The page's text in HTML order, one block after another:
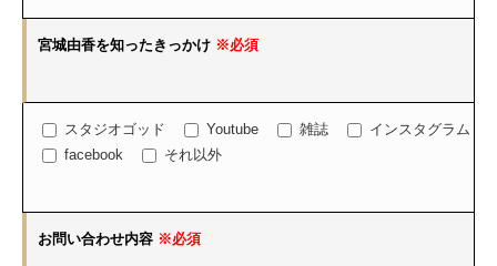
宮城由香を知ったきっかけ ※必須
スタジオゴッド Youtube 雑誌
インスタグラム
facebook
それ以外
お問い合わせ内容 ※必須